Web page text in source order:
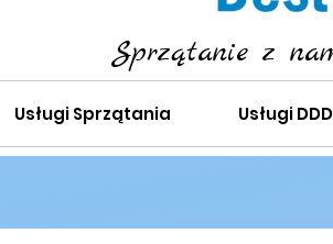
Sprzątanie z
Usługi Sprzątania Usługi DDD